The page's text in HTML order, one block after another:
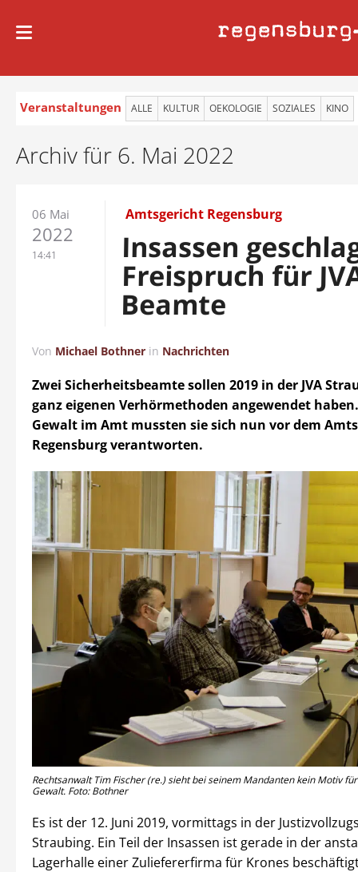
regensburg
Veranstaltungen ALLE KULTUR OEKOLOGIE SOZIALES KINO
Archiv für 6. Mai 2022
06 Mai
2022
14:41
Amtsgericht Regensburg
Insassen
Freispruch für
Beamte
Von Michael Bothner in Nachrichten
Zwei Sicherheitsbeamte sollen 2019 in der JVA
ganz eigenen Verhörmethoden angewendet
Gewalt im Amt mussten sie sich nun vor dem
Regensburg verantworten.
Rechtsanwalt Tim Fischer (re.) sieht bei seinem Mandanten kein Motiv
Gewalt. Foto: Bothner
Es ist der 12. Juni 2019, vormittags in der
Straubing. Ein Teil der Insassen ist gerade in der
Lagerhalle einer Zuliefererfirma für Krones